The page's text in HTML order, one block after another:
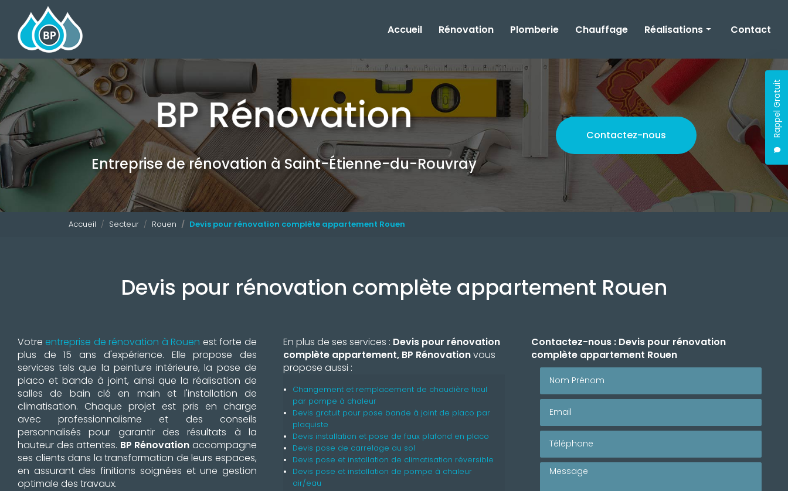
contenu
principal
Rappel Gratuit
Accueil
Rénovation Plomberie Chauffage Réalisations
Rénovation
Plomberie
Chauffage
Contact
Entreprise de rénovationà Saint-Étienne-du-Rouvray
Contactez-nous
Accueil Secteur Rouen Devis pour rénovation complète appartement Rouen
Devis pour rénovation complète appartement Rouen
Votre entreprise de rénovation à Rouen est forte de
plus de 15 ans d'expérience. Elle propose des
services tels que la peinture intérieure, la pose de
placo et bande à joint, ainsi que la réalisation de
salles de bain clé en main et l'installation de
climatisation. Chaque projet est pris en charge
avec professionnalisme et des conseils
personnalisés pour garantir des résultats à la
hauteur des attentes. BP Rénovation accompagne
ses clients dans la transformation de leurs espaces,
en assurant des finitions soignées et une gestion
optimale des travaux.
En plus de ses services : Devis pour rénovation
complète appartement, BP Rénovationvous
propose aussi :
Changement et remplacement de chaudière fioul
par pompe à chaleur
Devis gratuit pour pose bande à joint de placo par
plaquiste
Devis installation et pose de faux plafond en placo
Devis pose de carrelage au sol
Devis pose et installation de climatisation réversible
Devis pose et installation de pompe à chaleur
air/eau
Contactez-nous : Devis pour rénovation
complète appartement Rouen
Message